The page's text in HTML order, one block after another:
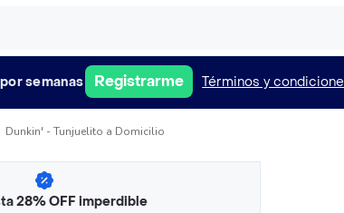
semanas Registrarme Términos y
Dunkin' - Tunjuelito a Domicilio
28% OFF imperdible